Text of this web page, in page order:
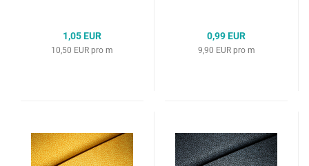
1,05 EUR
10,50 EUR pro m
0,99 EUR
9,90 EUR pro m